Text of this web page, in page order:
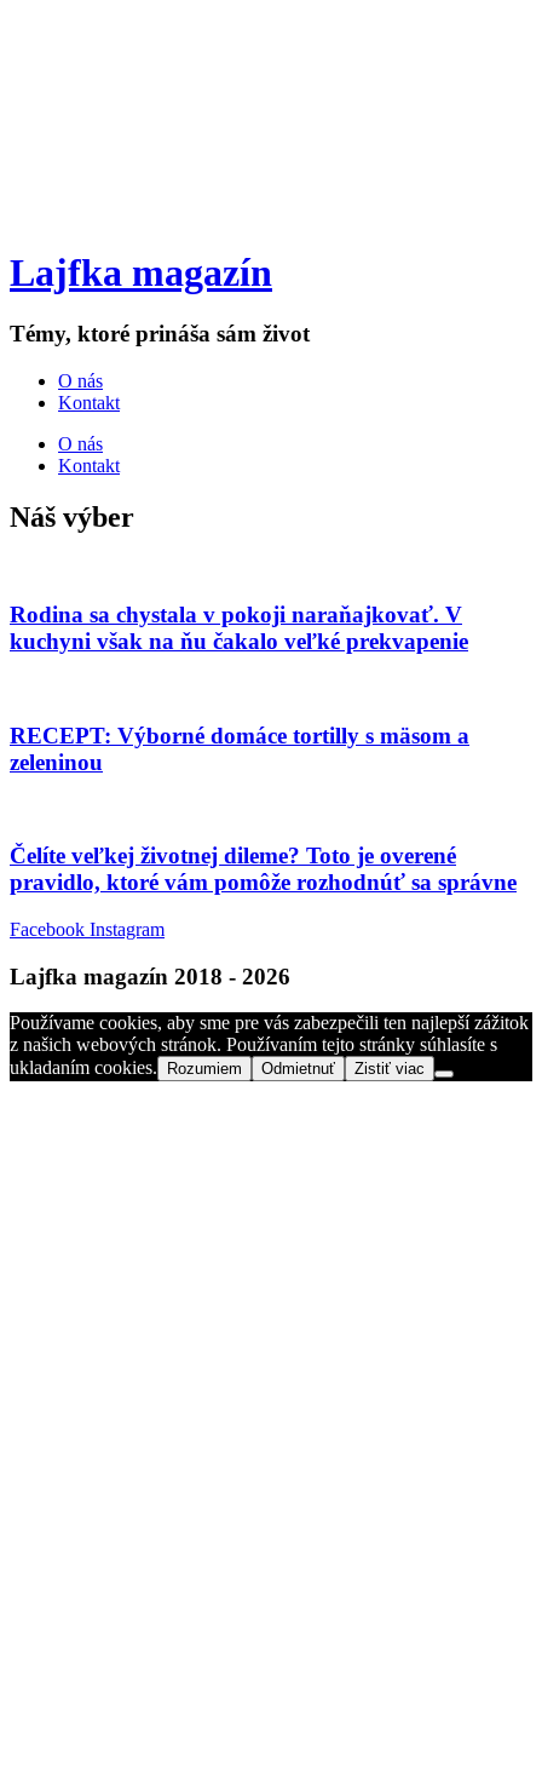
Lajfka magazín
Témy, ktoré prináša sám život
O nás
Kontakt
O nás
Kontakt
Náš výber
Rodina sa chystala v pokoji naraňajkovať. V
kuchyni však na ňu čakalo veľké prekvapenie
RECEPT: Výborné domáce tortilly s mäsom a
zeleninou
Čelíte veľkej životnej dileme? Toto je overené
pravidlo, ktoré vám pomôže rozhodnúť sa správne
Facebook Instagram
Lajfka magazín 2018 - 2026
Používame cookies, aby sme pre vás zabezpečili ten najlepší zážitok
z našich webových stránok. Používaním tejto stránky súhlasíte s
ukladaním cookies.
Rozumiem Odmietnuť Zistiť viac